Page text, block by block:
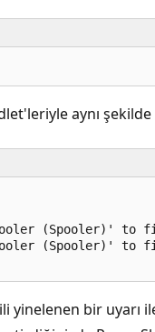
aynı şekilde
(Spooler)'
(Spooler)'
bir uyarı